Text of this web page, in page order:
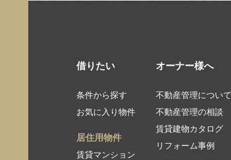
借りたい
条件から探す
お気に入り物件
居住用物件
賃貸マンション
オーナー様へ
不動産管理について
不動産管理の相談
賃貸建物カタログ
リフォーム事例